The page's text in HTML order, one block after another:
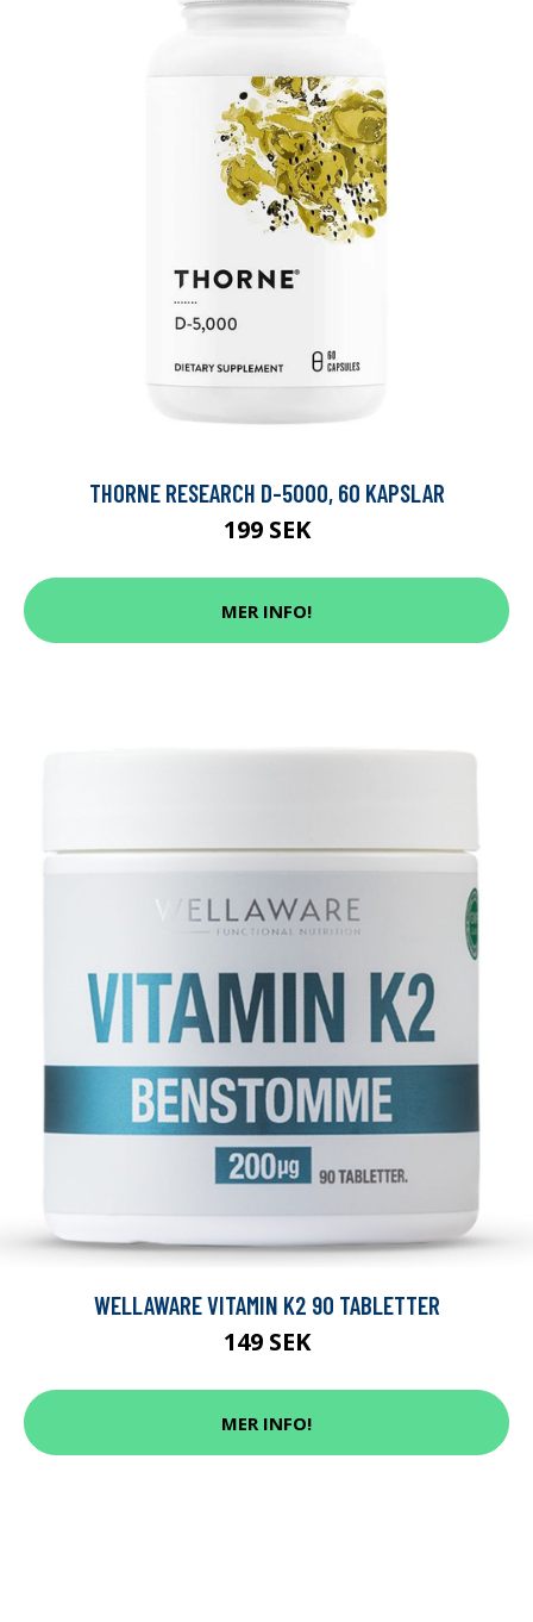
THORNE RESEARCH D-5000, 60 KAPSLAR
199 SEK
MER INFO!
WELLAWARE VITAMIN K2 90 TABLETTER
149 SEK
MER INFO!